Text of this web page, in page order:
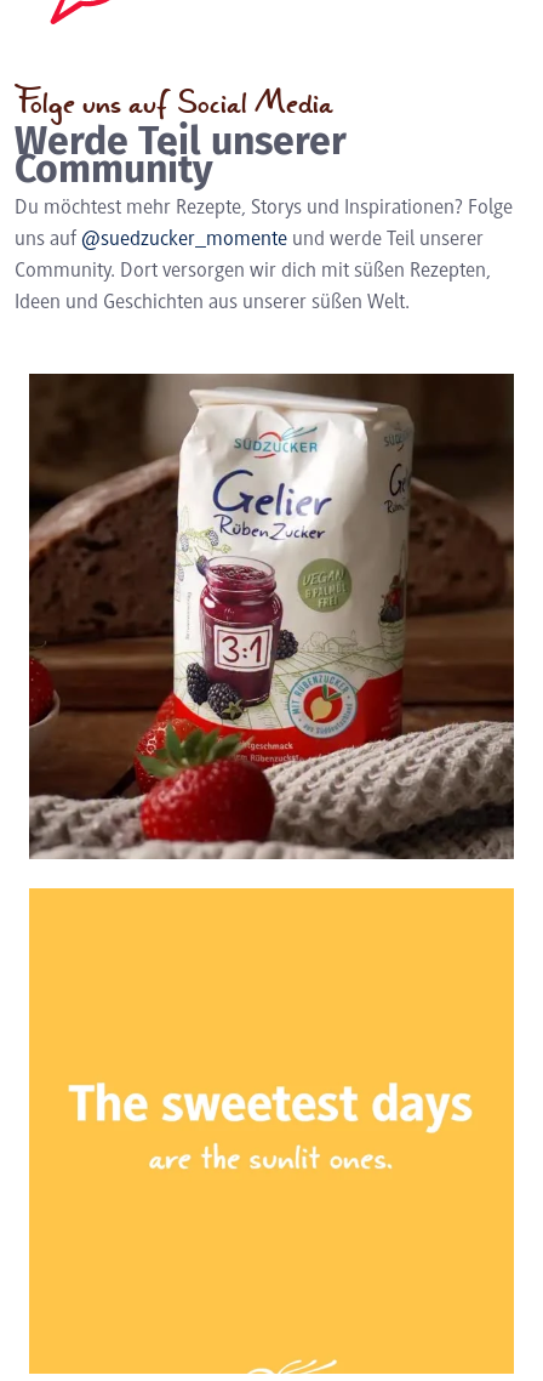
Folge uns auf Social Media
Werde Teil unserer
Community
Du möchtest mehr Rezepte, Storys und Inspirationen? Folge
uns auf @suedzucker_momente und werde Teil unserer
Community. Dort versorgen wir dich mit süßen Rezepten,
Ideen und Geschichten aus unserer süßen Welt.